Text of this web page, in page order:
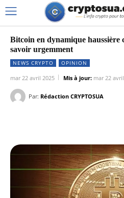
Bitcoin en dynamique haussière
savoir urgemment
NEWS CRYPTO OPINION
mar 22 avril 2025 Mis à jour: mar 22
Par: Rédaction CRYPTOSUA